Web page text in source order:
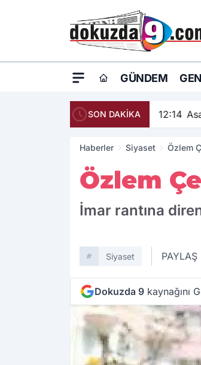
GÜNDEM
SON DAKİKA 12:14
Haberler Siyaset Özlem
Özlem
İmar rantına
Siyaset PAYLAŞ
Dokuzda 9 kaynağını